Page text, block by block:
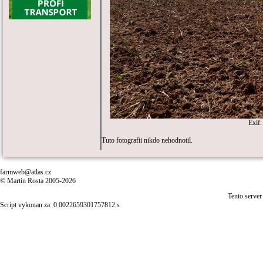
Exif:
Tuto fotografii nikdo nehodnotil.
farmweb@atlas.cz
© Martin Rosta 2005-2026
Tento
Script vykonan za: 0.0022659301757812.s